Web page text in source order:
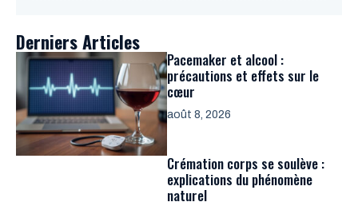
Derniers Articles
Pacemaker et alcool :
précautions et effets sur le
cœur
août 8, 2026
Crémation corps se soulève :
explications du phénomène
naturel